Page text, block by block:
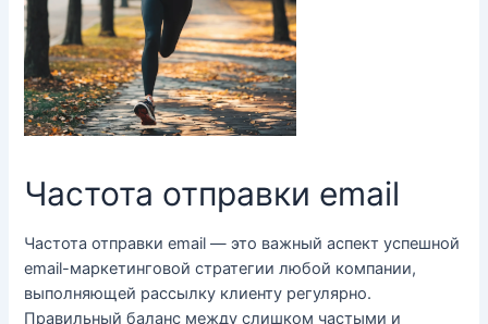
Частота отправки email
Частота отправки email — это важный аспект успешной
email-маркетинговой стратегии любой компании,
выполняющей рассылку клиенту регулярно.
Правильный баланс между слишком частыми и